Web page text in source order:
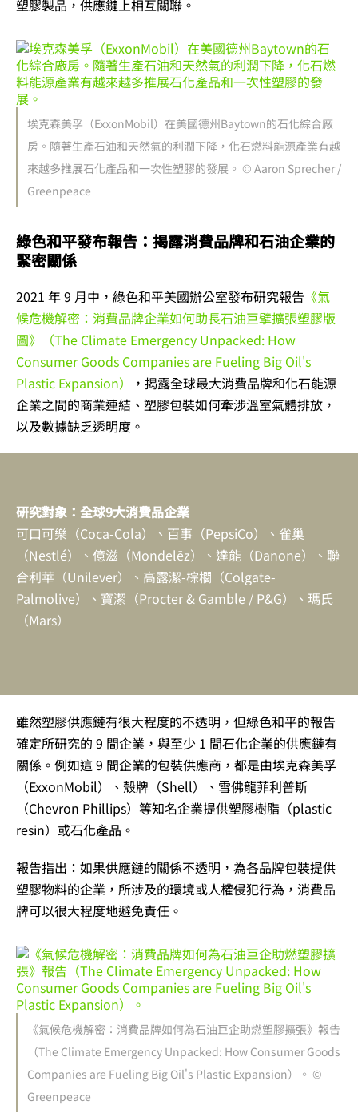
塑膠製品，供應鏈上相互關聯。
埃克森美孚（ExxonMobil）在美國德州Baytown的石化綜合廠
房。隨著生產石油和天然氣的利潤下降，化石燃料能源產業有越
來越多推展石化產品和一次性塑膠的發展。 © Aaron Sprecher /
Greenpeace
綠色和平發布報告：揭露消費品牌和石油企業的
緊密關係
2021 年 9 月中，綠色和平美國辦公室發布研究報告 《氣
候危機解密：消費品牌企業如何助長石油巨擘擴張塑膠版
圖》（The Climate Emergency Unpacked: How
Consumer Goods Companies are Fueling Big Oil's
Plastic Expansion）
，揭露全球最大消費品牌和化石能源
企業之間的商業連結、塑膠包裝如何牽涉溫室氣體排放，
以及數據缺乏透明度。
研究對象：全球9大消費品企業
可口可樂（Coca-Cola）、百事（PepsiCo）、雀巢
（Nestlé）、億滋（Mondelēz）、達能（Danone）、聯
合利華（Unilever）、高露潔-棕櫚（Colgate-
Palmolive）、寶潔（Procter & Gamble / P&G）、瑪氏
（Mars）
雖然塑膠供應鏈有很大程度的不透明，但綠色和平的報告
確定所研究的 9 間企業，與至少 1 間石化企業的供應鏈有
關係。例如這 9 間企業的包裝供應商，都是由埃克森美孚
（ExxonMobil）、殼牌（Shell）、雪佛龍菲利普斯
（Chevron Phillips）等知名企業提供塑膠樹脂（plastic
resin）或石化產品。
報告指出：如果供應鏈的關係不透明，為各品牌包裝提供
塑膠物料的企業，所涉及的環境或人權侵犯行為，消費品
牌可以很大程度地避免責任。
《氣候危機解密：消費品牌如何為石油巨企助燃塑膠擴張》報告
（The Climate Emergency Unpacked: How Consumer Goods
Companies are Fueling Big Oil's Plastic Expansion）。 ©
Greenpeace